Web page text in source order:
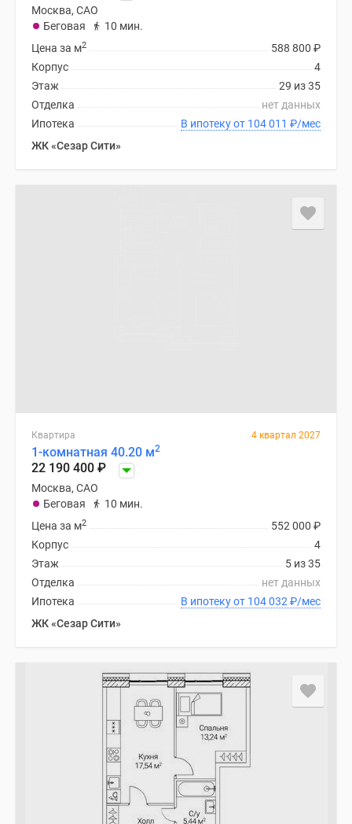
Москва, САО
Беговая
10 мин.
588 800 ₽
Цена за м2
4
Корпус
29 из 35
Этаж
нет данных
Отделка
В ипотеку от 104 011 ₽/мес
Ипотека
ЖК «Сезар Сити»
Квартира 4 квартал 2027
1-комнатная 40.20 м2
22 190 400 ₽
Москва, САО
Беговая
10 мин.
552 000 ₽
Цена за м2
4
Корпус
5 из 35
Этаж
нет данных
Отделка
В ипотеку от 104 032 ₽/мес
Ипотека
ЖК «Сезар Сити»